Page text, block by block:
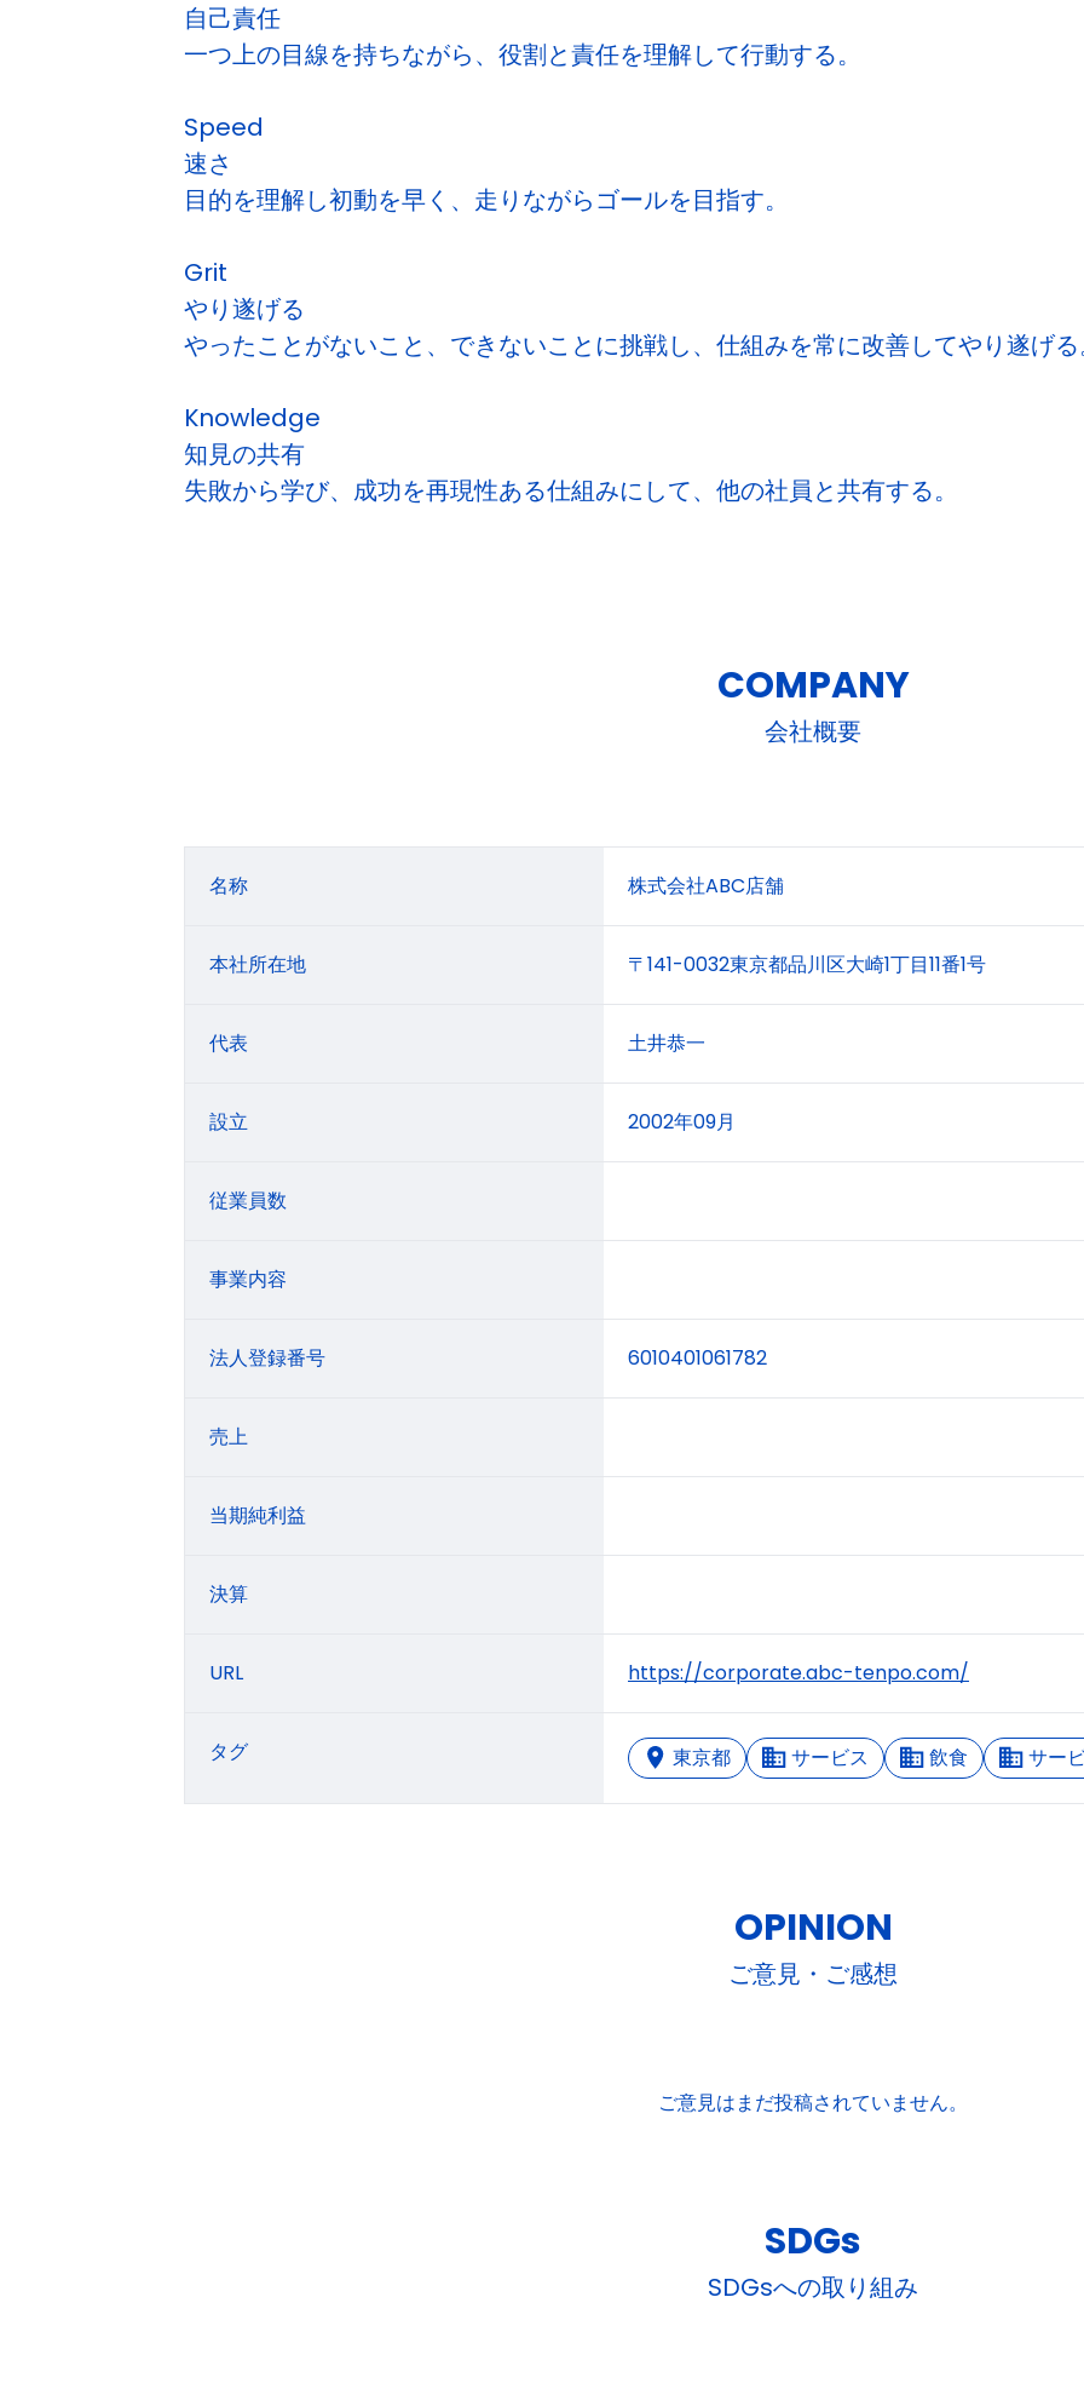
自己責任
一つ上の目線を持ちながら、役割と責任を理解して行動する。
Speed
速さ
目的を理解し初動を早く、走りながらゴールを目指す。
Grit
やり遂げる
やったことがないこと、できないことに挑戦し、仕組みを常に改善してやり遂げる
Knowledge
知見の共有
失敗から学び、成功を再現性ある仕組みにして、他の社員と共有する。
COMPANY
会社概要
名称 株式会社ABC店舗
本社所在地 〒141-0032東京都品川区大崎1丁目11番1号
代表 土井恭一
設立 2002年09月
従業員数
事業内容
法人登録番号 6010401061782
売上
当期純利益
決算
URL https://corporate.abc-tenpo.com/
タグ 東京都 サービス 飲食 サー
OPINION
ご意見・ご感想
ご意見はまだ投稿されていません。
SDGs
SDGsへの取り組み